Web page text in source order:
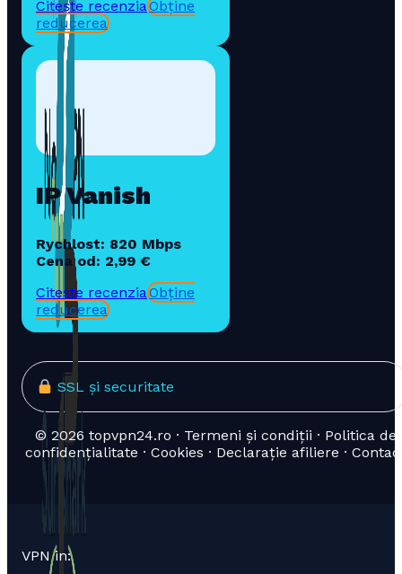
Citește recenziaObține
reducerea
IP Vanish
Rychlost: 820 Mbps
Cena od: 2,99 €
Citește recenziaObține
reducerea
SSL și securitate
© 2026 topvpn24.ro · Termeni și condiții · Politica de
confidențialitate · Cookies · Declarație afiliere ·
VPN in: